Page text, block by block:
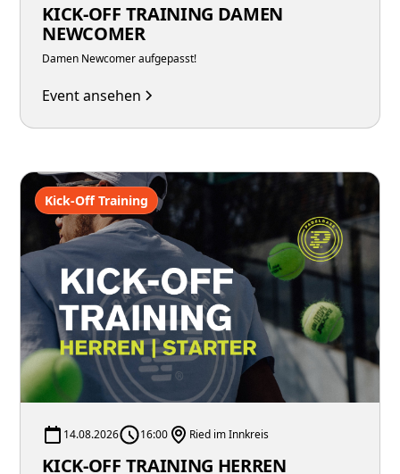
KICK-OFF TRAINING DAMEN
NEWCOMER
Damen Newcomer aufgepasst!
Event ansehen
Kick-Off Training
14.08.2026 16:00 Ried im Innkreis
KICK-OFF TRAINING HERREN